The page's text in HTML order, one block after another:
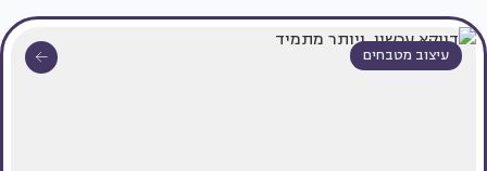
עיצוב מטבחים